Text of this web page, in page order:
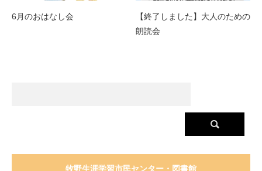
6月のおはなし会
【終了しました】大人のための
朗読会
牧野生涯学習市民センター・図書館